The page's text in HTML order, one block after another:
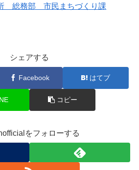
総務部 市民まちづくり課
シェアする
Facebook はてブ
コピー
をフォローする